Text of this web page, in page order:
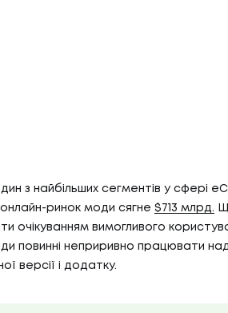
з найбільших сегментів у сфері
онлайн-ринок моди сягне $713 млрд.
очікуванням вимогливого
повинні неприривно працювати
версії і додатку.